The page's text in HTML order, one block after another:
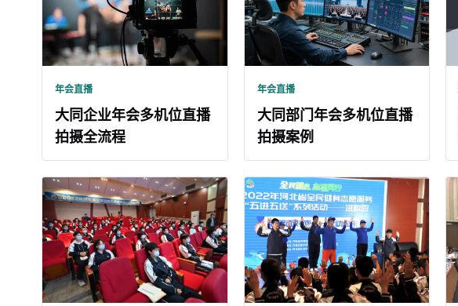
年会直播
大同企业年会多机位直播
拍摄全流程
年会直播
大同部门年会多机位直播
拍摄案例